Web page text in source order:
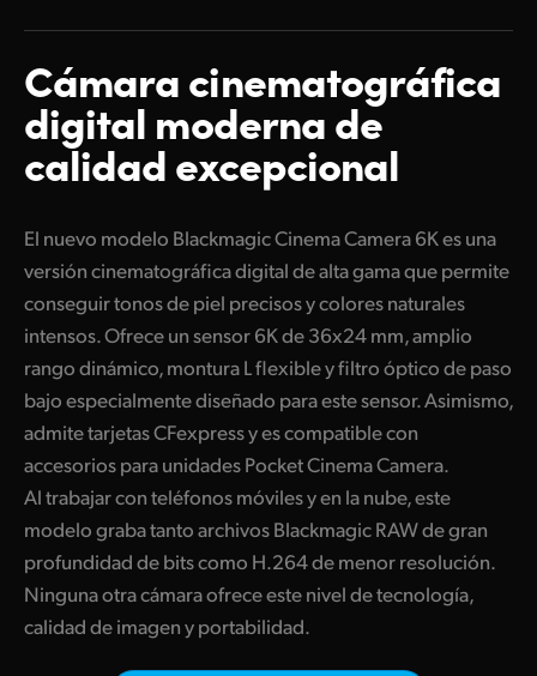
France
Germany
Hong Kong SAR, China
Italy
Japan
Mexico
Malaysia
Netherlands
New Zealand
Norway
Cámara cinematográfica
digital moderna de
calidad excepcional
El nuevo modelo Blackmagic Cinema Camera 6K es una
versión cinematográfica digital de alta gama que permite
conseguir tonos de piel precisos y colores naturales
intensos. Ofrece un sensor 6K de 36x24 mm, amplio
rango dinámico, montura L flexible y filtro óptico de paso
bajo especialmente diseñado para este sensor. Asimismo,
admite tarjetas CFexpress y es compatible con
accesorios para unidades Pocket Cinema Camera.
Al trabajar con teléfonos móviles y en la nube, este
modelo graba tanto archivos Blackmagic RAW de gran
profundidad de bits como H.264 de menor resolución.
Ninguna otra cámara ofrece este nivel de tecnología,
calidad de imagen y portabilidad.